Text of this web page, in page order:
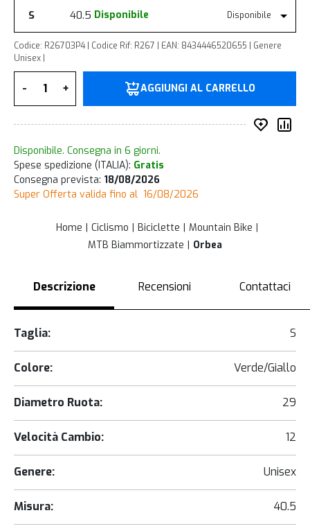
S 40.5 Disponibile Disponibile
Codice: R26703P4 | Codice Rif: R267 | EAN: 8434446520655 | Genere
Unisex |
- + AGGIUNGI AL CARRELLO
Disponibile. Consegna in 6 giorni.
Spese spedizione (ITALIA): Gratis
Consegna prevista: 18/08/2026
Super Offerta valida fino al 16/08/2026
Home Ciclismo Biciclette
Mountain Bike
MTB Biammortizzate
Orbea
Descrizione Recensioni Contattaci
Taglia: S
Colore: Verde/Giallo
Diametro Ruota: 29
Velocità Cambio: 12
Genere: Unisex
Misura: 40.5